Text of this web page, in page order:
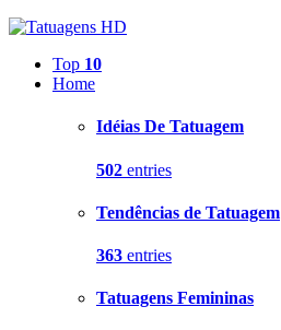
Top 10
Home
Idéias De Tatuagem
502 entries
Tendências de Tatuagem
363 entries
Tatuagens Femininas